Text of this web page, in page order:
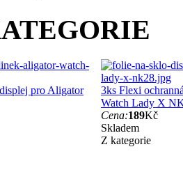
pro Aligator
3ks Flexi
Watch Lady X
Cena:189Kč
Skladem
Z kategorie